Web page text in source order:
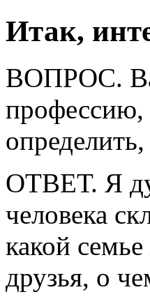
Итак,
ВОПРОС.
профессию,
ОТВЕТ. Я
человека
какой
друзья, о